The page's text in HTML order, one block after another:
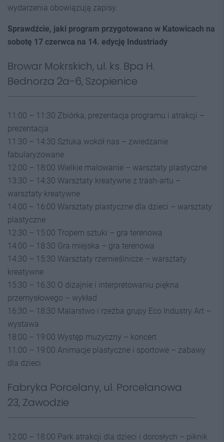
wydarzenia obowiązują zapisy.
Sprawdźcie, jaki program przygotowano w Katowicach na
sobotę 17 czerwca na 14. edycję Industriady
Browar Mokrskich, ul. ks. Bpa H.
Bednorza 2a-6, Szopienice
11:00 – 11:30 Zbiórka, prezentacja programu i atrakcji –
prezentacja
11:30 – 14:30 Sztuka wokół nas – zwiedzanie
fabularyzowane
12:00 – 18:00 Wielkie malowanie – warsztaty plastyczne
13:30 – 14:30 Warsztaty kreatywne z trash-artu –
warsztaty kreatywne
14:00 – 16:00 Warsztaty plastyczne dla dzieci – warsztaty
plastyczne
12:30 – 15:00 Tropem sztuki – gra terenowa
14:00 – 18:30 Gra miejska – gra terenowa
14:30 – 15:30 Warsztaty rzemieślnicze – warsztaty
kreatywne
15:30 – 16:30 O dizajnie i interpretowaniu piękna
przemysłowego – wykład
16:30 – 18:30 Malarstwo i rzeźba grupy Eco Industry Art –
wystawa
18:00 – 19:00 Występ muzyczny – koncert
11:00 – 19:00 Animacje plastyczne i sportowe – zabawy
dla dzieci
Fabryka Porcelany, ul. Porcelanowa
23, Zawodzie
12:00 – 18:00 Park atrakcji dla dzieci i dorosłych – piknik